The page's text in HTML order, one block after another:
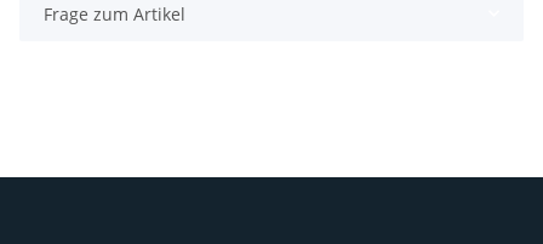
Frage zum Artikel